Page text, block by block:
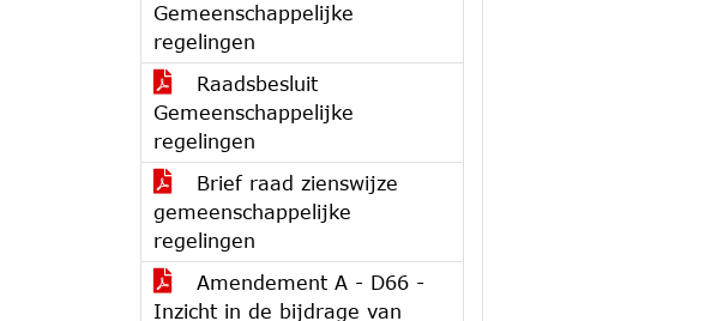
Gemeenschappelijke
regelingen
Raadsbesluit
Gemeenschappelijke
regelingen
Brief raad zienswijze
gemeenschappelijke
regelingen
Amendement A - D66 -
Inzicht in de bijdrage van